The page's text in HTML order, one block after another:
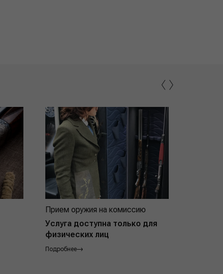
Прием оружия на комиссию
Услуга доступна только для
физических лиц
Подробнее
‹›